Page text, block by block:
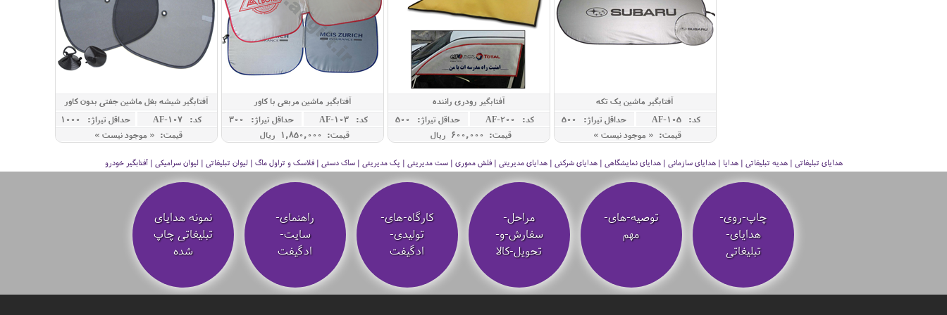
آفتابگیر ماشین یک تکه
کد: AF-105
حداقل تيراژ: 500
قیمت: « موجود نیست »
آفتابگیر رودری راننده
کد: AF-200
حداقل تيراژ: 500
قیمت: 600,000 ريال
آفتابگیر ماشین مربعی با کاور
کد: AF-103
حداقل تيراژ: 300
قیمت: 1,850,000 ريال
آفتابگیر شیشه بغل ماشین جفتی بدون کاور
کد: AF-107
حداقل تيراژ: 1000
قیمت: « موجود نیست »
هدایای تبلیغاتی | هدیه تبلیغاتی | هدایا | هدایای سازمانی | هدایای نمایشگاهی | هدایای شرکتی | هدایای مدیریتی | فلش مموری | ست مدیریتی | پک مدیریتی | ساک دستی | فلاسک و تراول ماگ | لیوان تبلیغاتی | لیوان سرامیکی | آفتابگیر خودرو
چاپ-روی-
هدایای-
تبلیغاتی
توصیه‌-های-
مهم
مراحل-
سفارش-و-
تحویل-کالا
کارگاه-های-
تولیدی-
ادگیفت
راهنمای-
سایت-
ادگیفت
نمونه هدایای
تبلیغاتی چاپ
شده